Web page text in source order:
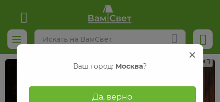
Реклама
Ваш город: Москва?
Да, верно